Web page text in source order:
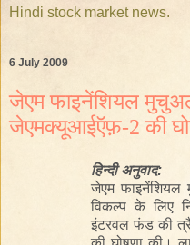
Hindi stock market news.
6 July 2009
जेएम फाइनेंशियल
जेएमक्यूआईऍफ़-2 की
हिन्दीअनुवाद:
जेएम फाइनेंशियल
विकल्प के लिए
इंटरवल फंड की